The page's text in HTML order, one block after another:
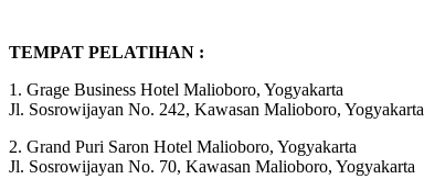
TEMPAT PELATIHAN :
1. Grage Business Hotel Malioboro, Yogyakarta
Jl. Sosrowijayan No. 242, Kawasan Malioboro, Yogyakarta
2. Grand Puri Saron Hotel Malioboro, Yogyakarta
Jl. Sosrowijayan No. 70, Kawasan Malioboro, Yogyakarta